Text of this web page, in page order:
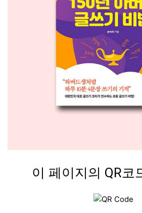
이 페이지의 QR코